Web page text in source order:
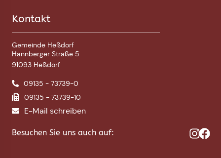
Kontakt
Gemeinde Heßdorf
Hannberger Straße 5
91093 Heßdorf
09135 - 73739-0
09135 - 73739-10
E-Mail schreiben
Besuchen Sie uns auch auf: